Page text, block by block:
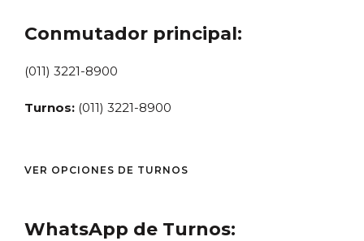
Conmutador principal:
(011) 3221-8900
Turnos: (011) 3221-8900
VER OPCIONES DE TURNOS
WhatsApp de Turnos: